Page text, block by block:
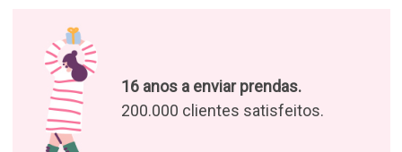
16 anos a enviar prendas.
200.000 clientes satisfeitos.